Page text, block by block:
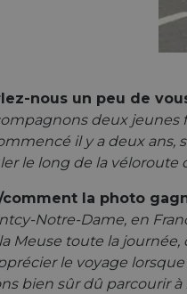
nous un peu de
deux jeunes
il y a deux ans,
le long de la véloroute
comment la photo
Notre-Dame, en
Meuse toute la journée,
le voyage
bien sûr dû parcourir